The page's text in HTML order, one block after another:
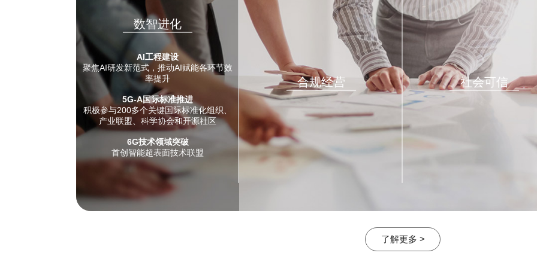
数智进化
AI工程建设
聚焦AI研发新范式，推动AI赋能各环节效
率提升
5G-A国际标准推进
积极参与200多个关键国际标准化组织、
产业联盟、科学协会和开源社区
6G技术领域突破
首创智能超表面技术联盟
合规经营 社会可信
了解更多 >